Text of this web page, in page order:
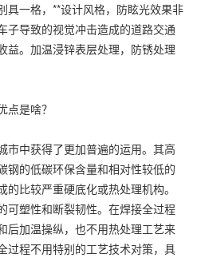
具一格，**设计风格，防眩光效果非
子导致的视觉冲击造成的道路交通
益。加温浸锌表层处理，防锈处理
点是啥？
市中获得了更加普遍的运用。其高
钢的低碳环保含量和相对性较低的
比较严重硬底化或热处理机构。
可塑性和断裂韧性。在焊接全过程
后加温操纵，也不用热处理工艺来
过程不用特别的工艺技术对策，具